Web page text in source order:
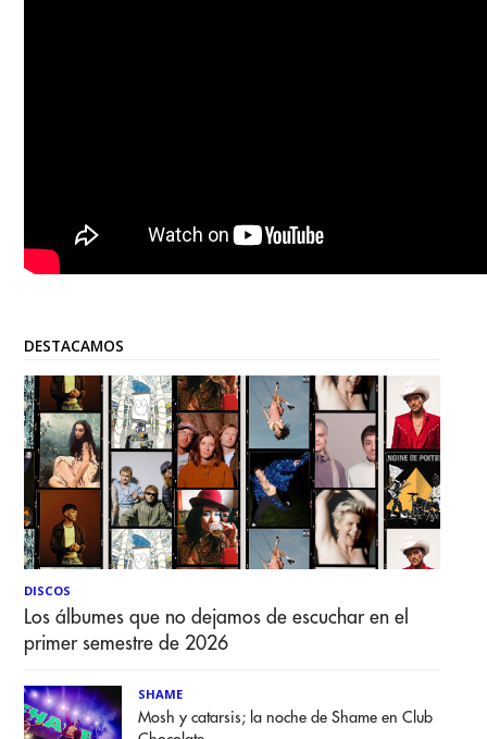
DESTACAMOS
DISCOS
Los álbumes que no dejamos de escuchar en el
primer semestre de 2026
SHAME
Mosh y catarsis; la noche de Shame en Club